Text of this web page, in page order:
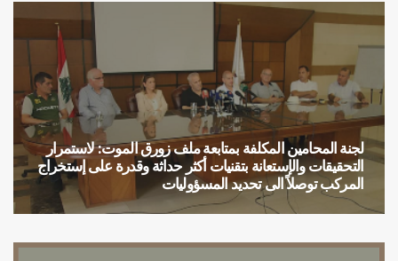
لجنة المحامين المكلفة بمتابعة ملف زورق الموت: لاستمرار
التحقيقات والإستعانة بتقنيات أكثر حداثة وقدرة على إستخراج
المركب توصلاً الى تحديد المسؤوليات
مؤتمر صحفي